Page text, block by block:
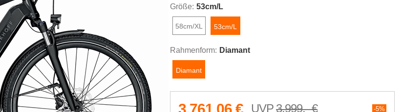
Größe: 53cm/L
58cm/XL 53cm/L
Rahmenform: Diamant
Diamant
3.999,- € 5%